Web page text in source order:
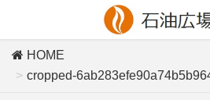
HOME
cropped-